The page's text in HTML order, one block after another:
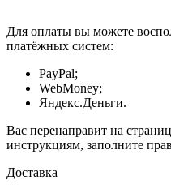
Для оплаты вы можете
платёжных систем:
PayPal;
WebMoney;
Яндекс.Деньги.
Вас перенаправит на
инструкциям, заполните
Доставка